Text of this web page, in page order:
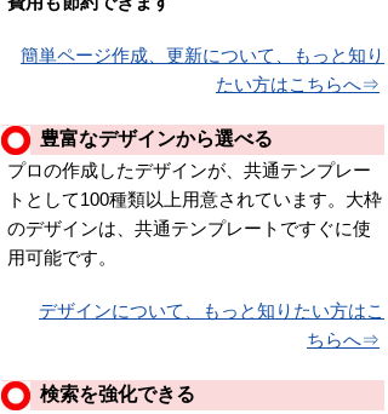
簡単ページ作成、更新について、もっと知り
たい方はこちらへ⇒
豊富なデザインから選べる
プロの作成したデザインが、共通テンプレー
トとして100種類以上用意されています。大枠
のデザインは、共通テンプレートですぐに使
用可能です。
デザインについて、もっと知りたい方はこ
ちらへ⇒
検索を強化できる